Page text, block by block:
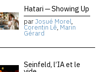
Hatari — Showing Up
parJosué Morel,
Corentin Lê, Marin
Gérard
Seinfeld, l’IA et le